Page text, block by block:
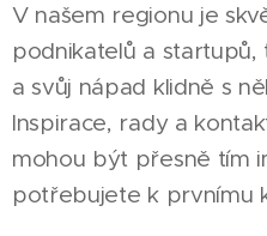
V našem regionu je
podnikatelů a
a svůj nápad klidně s
Inspirace, rady a
mohou být přesně tím
potřebujete k prvnímu
06.08.2026
PARDUBICE
|Přechod
ze
zaměstnání
na volnou
|